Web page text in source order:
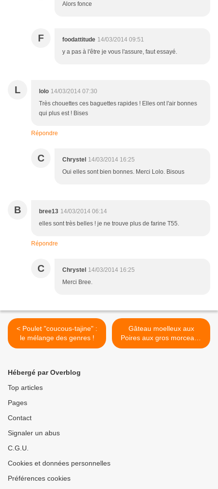
Alors fonce
F foodattitude 14/03/2014 09:51
y a pas à l'être je vous l'assure, faut essayé.
L lolo 14/03/2014 07:30
Très chouettes ces baguettes rapides ! Elles ont l'air bonnes
qui plus est ! Bises
Répondre
C Chrystel 14/03/2014 16:25
Oui elles sont bien bonnes. Merci Lolo. Bisous
B bree13 14/03/2014 06:14
elles sont très belles ! je ne trouve plus de farine T55.
Répondre
C Chrystel 14/03/2014 16:25
Merci Bree.
< Poulet "coucous-tajine" :
le mélange des genres !
Gâteau moelleux aux
Poires aux gros morceaux
de Chocolat : succulent ! >
Hébergé par Overblog
Top articles
Pages
Contact
Signaler un abus
C.G.U.
Cookies et données personnelles
Préférences cookies